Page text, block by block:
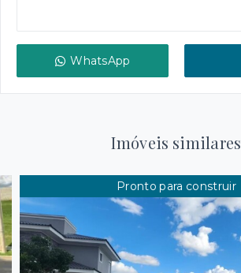
WhatsApp
Imóveis similares
Pronto para construir